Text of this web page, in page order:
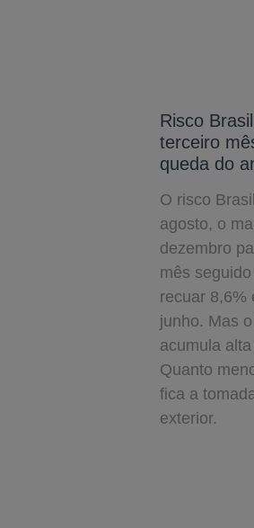
Risco
terceiro
queda do
O risco
agosto, o
dezembro
mês
recuar 8,6%
junho. Mas
acumula
Quanto
fica a
exterior.